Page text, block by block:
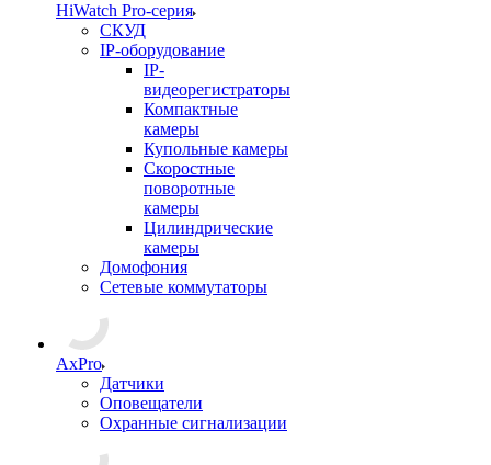
HiWatch Pro-серия
CКУД
IP-оборудование
IP-
видеорегистраторы
Компактные
камеры
Купольные камеры
Скоростные
поворотные
камеры
Цилиндрические
камеры
Домофония
Сетевые коммутаторы
AxPro
Датчики
Оповещатели
Охранные сигнализации